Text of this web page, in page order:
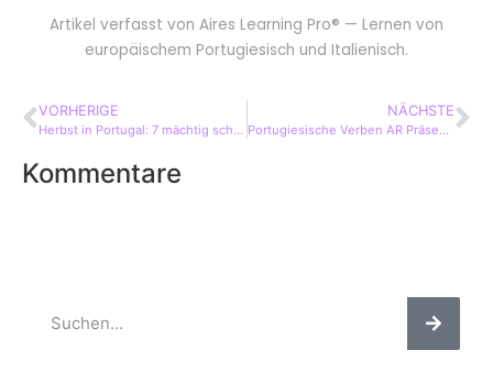
Artikel verfasst von Aires Learning Pro® — Lernen von
europäischem Portugiesisch und Italienisch.
VORHERIGE
Herbst in Portugal: 7 mächtig schöne Gründe zum Reisen
NÄCHSTE
Portugiesische Verben AR Präsens: 15 Einfache Geheimtipps
Kommentare